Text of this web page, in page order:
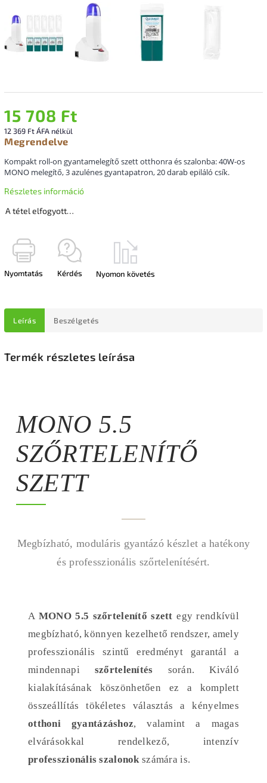
15 708 Ft
12 369 Ft ÁFA nélkül
Megrendelve
A tétel elfogyott…
Kompakt roll-on gyantamelegítő szett otthonra és szalonba: 40W-os
MONO melegítő, 3 azulénes gyantapatron, 20 darab epiláló csík.
Részletes információ
Nyomtatás Kérdés Nyomon követés
Leírás Beszélgetés
Termék részletes leírása
MONO 5.5
SZŐRTELENÍTŐ
SZETT
Megbízható, moduláris gyantázó készlet a hatékony
és professzionális szőrtelenítésért.
A MONO 5.5 szőrtelenítő szett egy rendkívül
megbízható, könnyen kezelhető rendszer, amely
professzionális szintű eredményt garantál a
mindennapi szőrtelenítés során. Kiváló
kialakításának köszönhetően ez a komplett
összeállítás tökéletes választás a kényelmes
otthoni gyantázáshoz, valamint a magas
elvárásokkal rendelkező, intenzív
professzionális szalonokszámára is.